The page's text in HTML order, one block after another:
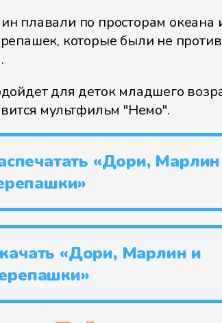
плавали по просторам океана
которые были не против
для деток младшего
мультфильм "Немо".
«Дори,
«Дори, Марлин и